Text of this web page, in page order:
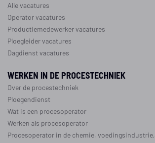
Alle vacatures
Operator vacatures
Productiemedewerker vacatures
Ploegleider vacatures
Dagdienst vacatures
WERKEN IN DE PROCESTECHNIEK
Over de procestechniek
Ploegendienst
Wat is een procesoperator
Werken als procesoperator
Procesoperator in de chemie, voedingsindustrie,